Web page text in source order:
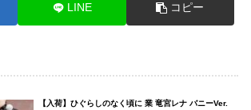
LINE コピー
【入荷】ひぐらしのなく頃に 業 竜宮レナ バニーVer.